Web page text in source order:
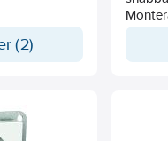
(2)
dosa
RS